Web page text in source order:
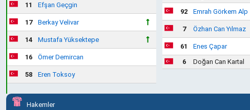
11 Efşan Geçgin
17 Berkay Velivar
14 Mustafa Yüksektepe
16 Ömer Demircan
58 Eren Toksoy
92 Emrah Görkem Alp
7 Özhan Can Yılmaz
61
Enes Çapar
6
Doğan Can Kartal
Hakemler